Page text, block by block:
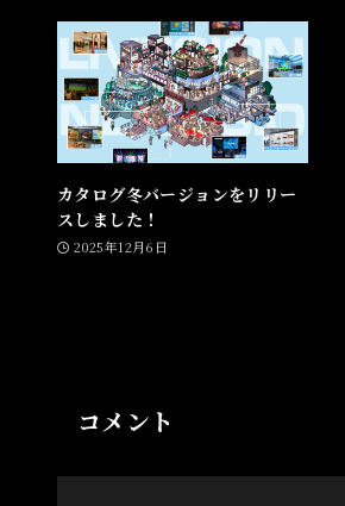
カタログ冬バージョンをリリー
スしました！
2025年12月6日
コメント